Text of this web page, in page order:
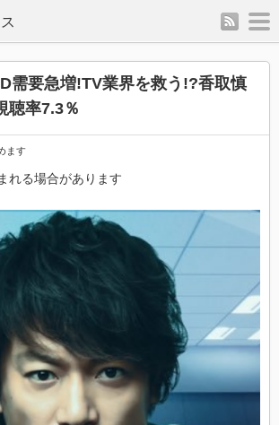
rss
需要急増!TV業界を救う!?香取慎
聴率7.3％
ます
れる場合があります